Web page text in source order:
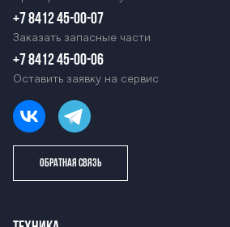
254К
BTZ-254К
254К
+7 8412 45-00-07
Заказать запасные части
+7 8412 45-00-06
Оставить заявку на сервис
ОБРАТНАЯ СВЯЗЬ